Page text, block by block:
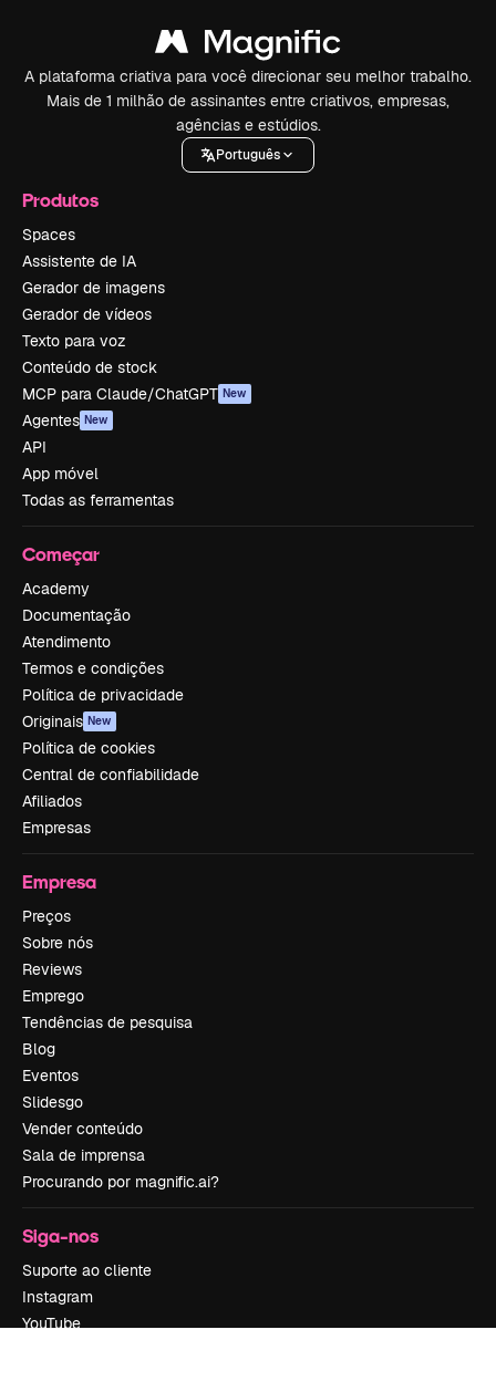
A plataforma criativa para você direcionar seu melhor trabalho.
Mais de 1 milhão de assinantes entre criativos, empresas,
agências e estúdios.
Português
Produtos
Spaces
Assistente de IA
Gerador de imagens
Gerador de vídeos
Texto para voz
Conteúdo de stock
MCP para Claude/ChatGPT New
Agentes New
API
App móvel
Todas as ferramentas
Começar
Academy
Documentação
Atendimento
Termos e condições
Política de privacidade
Originais New
Política de cookies
Central de confiabilidade
Afiliados
Empresas
Empresa
Preços
Sobre nós
Reviews
Emprego
Tendências de pesquisa
Blog
Eventos
Slidesgo
Vender conteúdo
Sala de imprensa
Procurando por magnific.ai?
Siga-nos
Suporte ao cliente
Instagram
YouTube